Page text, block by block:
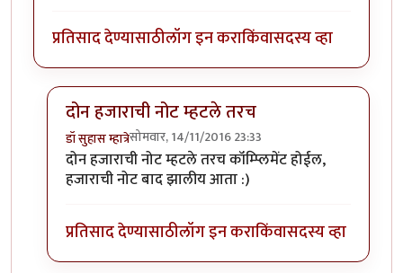
प्रतिसाद देण्यासाठीलॉग इन कराकिंवासदस्य व्हा
दोन हजाराची नोट म्हटले तरच
डॉ सुहास म्हात्रेसोमवार, 14/11/2016 23:33
In reply toस्वाम्या तु हजारची नोट आहेस!!byप्रीत-मोहर
दोन हजाराची नोट म्हटले तरच कॉंम्प्लिमेंट होईल,
हजाराची नोट बाद झालीय आता :)
प्रतिसाद देण्यासाठीलॉग इन कराकिंवासदस्य व्हा